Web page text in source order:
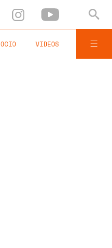
OCIO VIDEOS